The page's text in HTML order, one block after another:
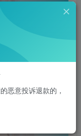
恶意投诉退款的，